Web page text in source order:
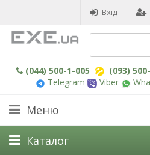
Вхід
(044) 500-1-005 (093)
Telegram
Viber
Меню
Каталог